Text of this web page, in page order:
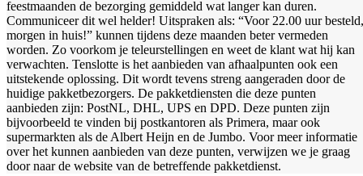
feestmaanden de bezorging gemiddeld wat langer kan duren.
Communiceer dit wel helder! Uitspraken als: “Voor 22.00 uur besteld,
morgen in huis!” kunnen tijdens deze maanden beter vermeden
worden. Zo voorkom je teleurstellingen en weet de klant wat hij kan
verwachten. Tenslotte is het aanbieden van afhaalpunten ook een
uitstekende oplossing. Dit wordt tevens streng aangeraden door de
huidige pakketbezorgers. De pakketdiensten die deze punten
aanbieden zijn: PostNL, DHL, UPS en DPD. Deze punten zijn
bijvoorbeeld te vinden bij postkantoren als Primera, maar ook
supermarkten als de Albert Heijn en de Jumbo. Voor meer informatie
over het kunnen aanbieden van deze punten, verwijzen we je graag
door naar de website van de betreffende pakketdienst.